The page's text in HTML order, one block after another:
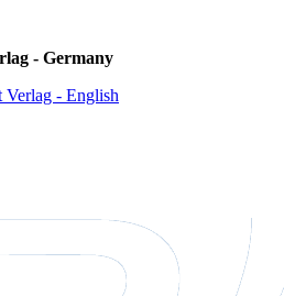
- Germany
Verlag - English